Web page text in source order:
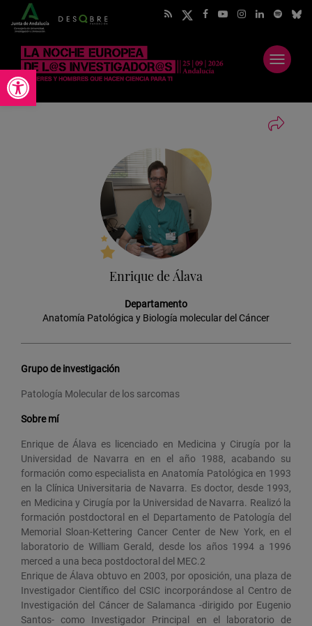
Abrir barra de herramientas
Abrir
menú
Enrique de Álava
Departamento
Anatomía Patológica y Biología molecular del Cáncer
Grupo de investigación
Patología Molecular de los sarcomas
Sobre mí
Enrique de Álava es licenciado en Medicina y Cirugía por la
Universidad de Navarra en en el año 1988, acabando su
formación como especialista en Anatomía Patológica en 1993
en la Clínica Universitaria de Navarra. Es doctor, desde 1993,
en Medicina y Cirugía por la Universidad de Navarra. Realizó la
formación postdoctoral en el Departamento de Patología del
Memorial Sloan-Kettering Cancer Center de New York, en el
laboratorio de William Gerald, desde los años 1994 a 1996
merced a una beca postdoctoral del MEC.2​
Enrique de Álava obtuvo en 2003, por oposición, una plaza de
Investigador Científico del CSIC incorporándose al Centro de
Investigación del Cáncer de Salamanca -dirigido por Eugenio
Santos- como Investigador Principal en el laboratorio de